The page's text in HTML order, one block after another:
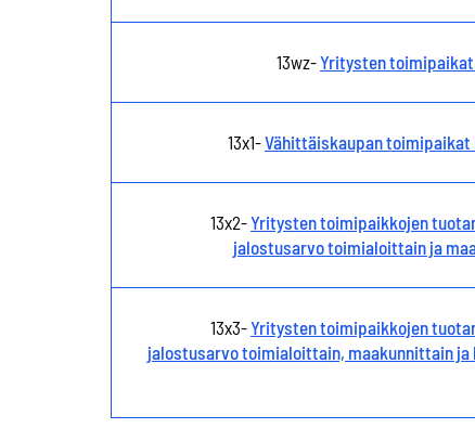
13wz-Yritysten
13x1-Vähittäiskaupan
13x2-Yritysten toimipaikkojen
jalostusarvo toimialoittain ja
13x3-Yritysten toimipaikkojen
jalostusarvo toimialoittain, maakunnittain